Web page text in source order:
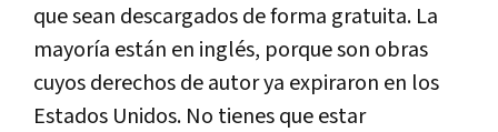
que sean descargados de forma gratuita. La
mayoría están en inglés, porque son obras
cuyos derechos de autor ya expiraron en los
Estados Unidos. No tienes que estar